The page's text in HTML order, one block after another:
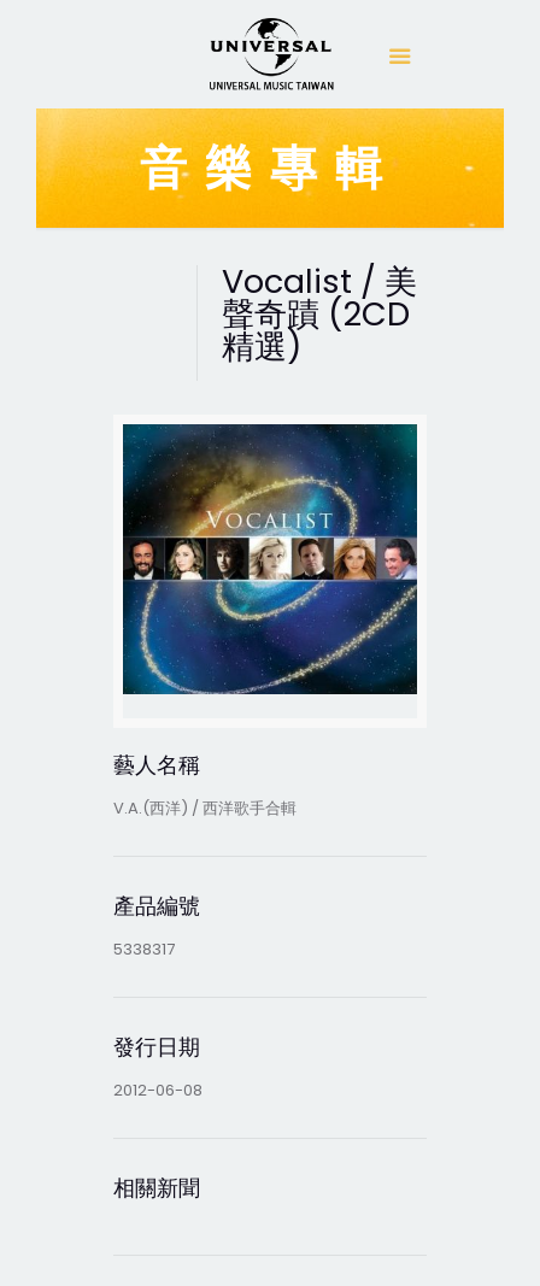
音樂專輯
Vocalist / 美
聲奇蹟 (2CD
精選)
藝人名稱
V.A.(西洋) / 西洋歌手合輯
產品編號
5338317
發行日期
2012-06-08
相關新聞